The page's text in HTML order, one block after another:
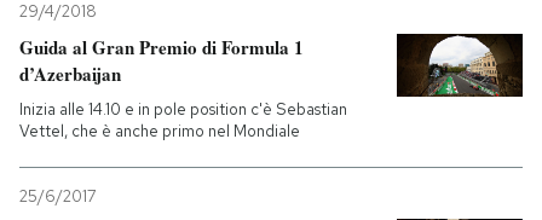
Tecnologia
Internet
Cultura
Economia
Sport
Altrecose
29/4/2018
Guida al Gran Premio di Formula 1
d’Azerbaijan
Inizia alle 14.10 e in pole position c'è Sebastian
Vettel, che è anche primo nel Mondiale
25/6/2017